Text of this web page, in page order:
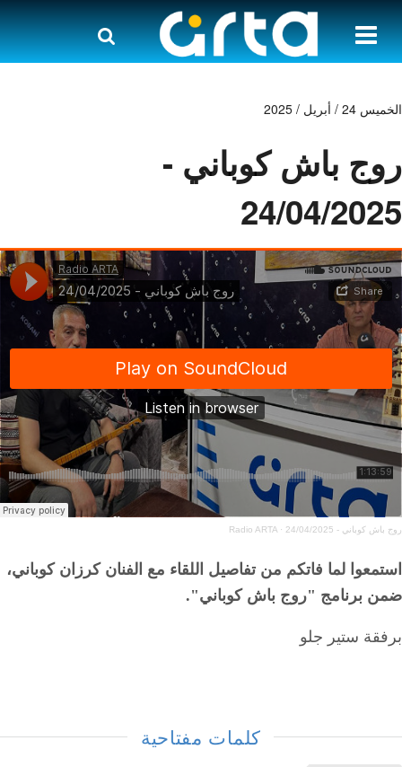
الخميس 24 / أبريل / 2025
روج باش كوباني -
24/04/2025
Radio ARTA · روج باش كوباني - 24/04/2025
استمعوا لما فاتكم من تفاصيل اللقاء مع الفنان كرزان كوباني،
ضمن برنامج "روج باش كوباني".
برفقة ستير جلو
كلمات مفتاحية